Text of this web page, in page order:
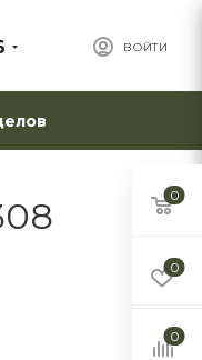
ВОЙТИ
0
0
0